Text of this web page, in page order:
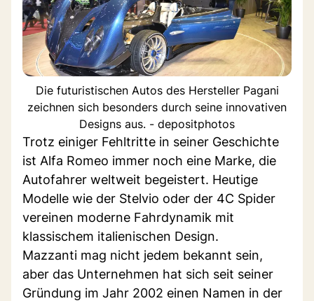
Die futuristischen Autos des Hersteller Pagani
zeichnen sich besonders durch seine innovativen
Designs aus. - depositphotos
Trotz einiger Fehltritte in seiner Geschichte
ist Alfa Romeo immer noch eine Marke, die
Autofahrer weltweit begeistert. Heutige
Modelle wie der Stelvio oder der 4C Spider
vereinen moderne Fahrdynamik mit
klassischem italienischen Design.
Mazzanti mag nicht jedem bekannt sein,
aber das Unternehmen hat sich seit seiner
Gründung im Jahr 2002 einen Namen in der